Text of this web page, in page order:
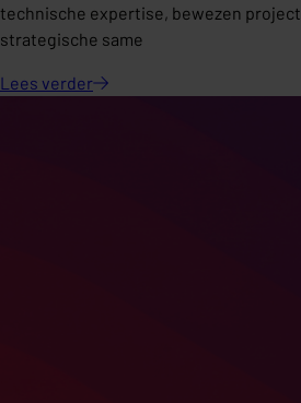
technische expertise, bewezen
strategische same
Lees verder